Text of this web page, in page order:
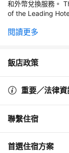
和外幣兌換服務。
of the Leading
閱讀更多
飯店政策
重要／法律資
聯繫住宿
首選住宿方案